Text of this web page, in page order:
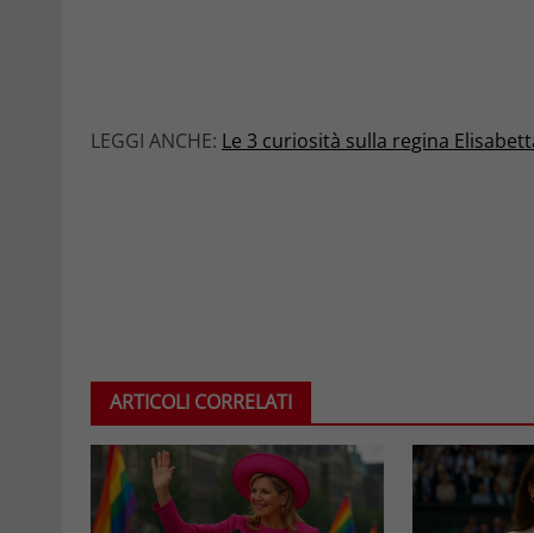
LEGGI ANCHE: Le 3 curiosità sulla regina
ARTICOLI CORRELATI